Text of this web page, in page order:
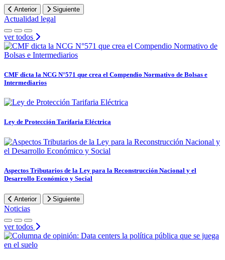
Anterior Siguiente
Actualidad legal
ver todos
CMF dicta la NCG N°571 que crea el Compendio Normativo de Bolsas e
Intermediarios
Ley de Protección Tarifaria Eléctrica
Aspectos Tributarios de la Ley para la Reconstrucción Nacional y el
Desarrollo Económico y Social
Anterior Siguiente
Noticias
ver todos